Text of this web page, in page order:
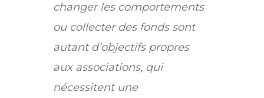
changer les comportements
ou collecter des fonds sont
autant d’objectifs propres
aux associations, qui
nécessitent une